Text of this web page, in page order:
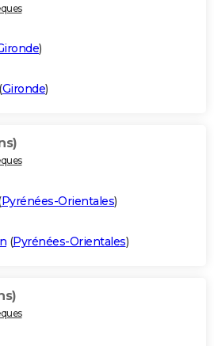
)
(Gironde)
Pyrénées-Orientales)
(Pyrénées-Orientales)